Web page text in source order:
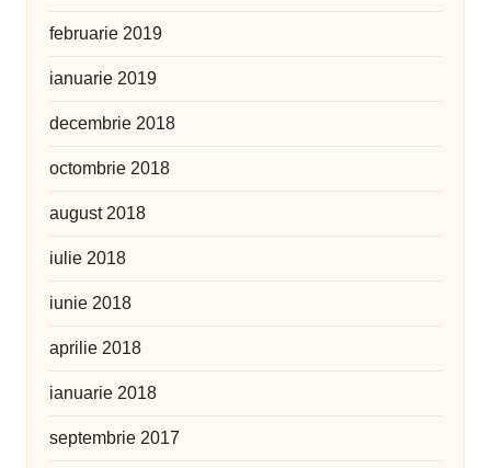
februarie 2019
ianuarie 2019
decembrie 2018
octombrie 2018
august 2018
iulie 2018
iunie 2018
aprilie 2018
ianuarie 2018
septembrie 2017